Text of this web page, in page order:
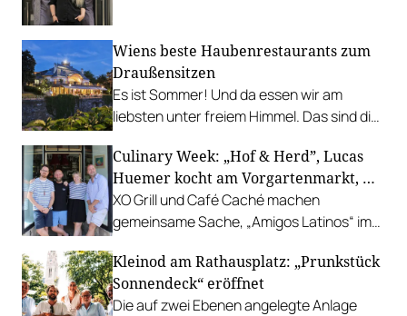
Wiens beste Haubenrestaurants zum
Draußensitzen
Es ist Sommer! Und da essen wir am
liebsten unter freiem Himmel. Das sind die
Gastgarten.
Culinary Week: „Hof & Herd”, Lucas
Huemer kocht am Vorgartenmarkt, …
XO Grill und Café Caché machen
gemeinsame Sache, „Amigos Latinos“ im
Richard Rauch kocht in der Riederalm
u.v.m.
Kleinod am Rathausplatz: „Prunkstück
Sonnendeck“ eröffnet
Die auf zwei Ebenen angelegte Anlage